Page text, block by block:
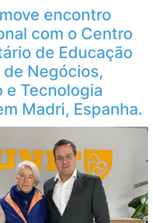
encontro
com o Centro
de Educação
Negócios,
e Tecnologia
Madri, Espanha.